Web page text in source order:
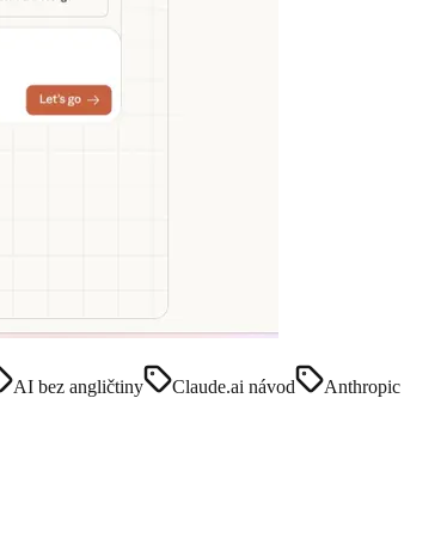
AI bez angličtiny Claude.ai návod
Anthropic